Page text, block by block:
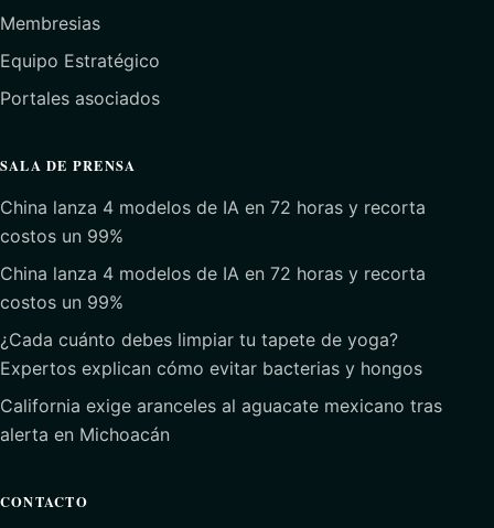
Membresias
Equipo Estratégico
Portales asociados
SALA DE PRENSA
China lanza 4 modelos de IA en 72 horas y recorta
costos un 99%
China lanza 4 modelos de IA en 72 horas y recorta
costos un 99%
¿Cada cuánto debes limpiar tu tapete de yoga?
Expertos explican cómo evitar bacterias y hongos
California exige aranceles al aguacate mexicano tras
alerta en Michoacán
CONTACTO